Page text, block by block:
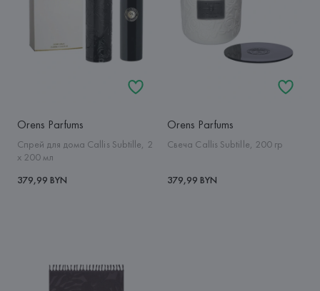
Orens Parfums
Спрей для дома Callis Subtille, 2
х 200 мл
379,99 BYN
Orens Parfums
Свеча Callis Subtille, 200 гр
379,99 BYN